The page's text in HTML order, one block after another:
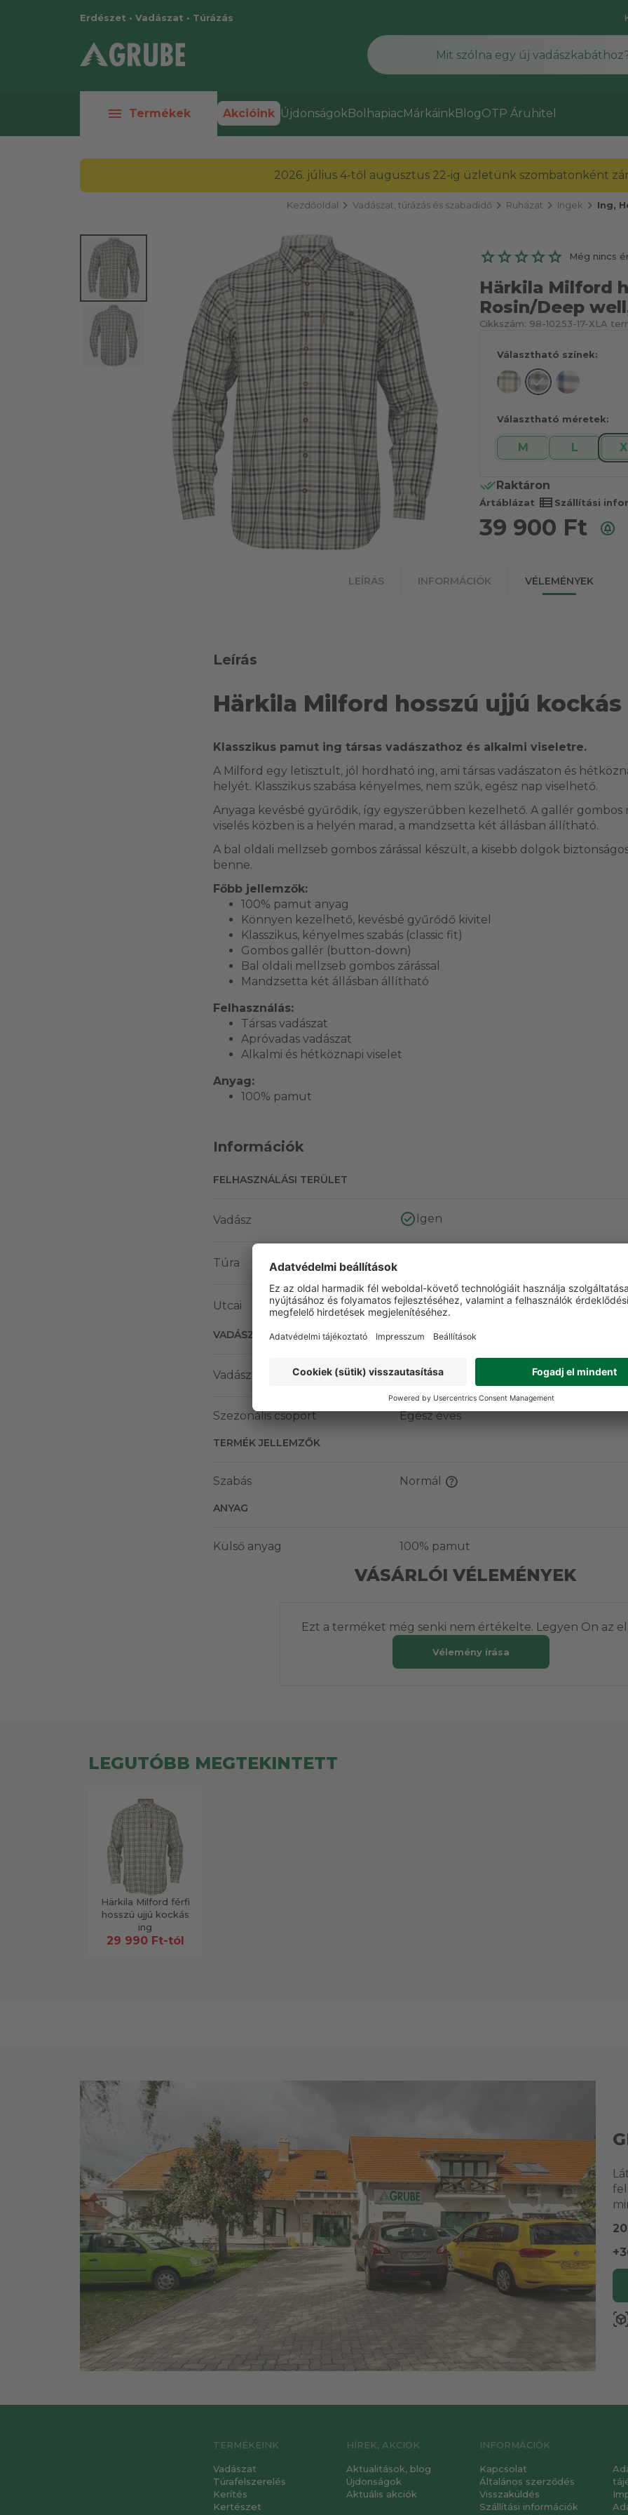
Erdészet • Vadászat • Túrázás
menu Termékek Akcióink ÚjdonságokBolhapiacMárkáinkBlogOTP Áruhitel
2026. július 4-től augusztus 22-ig üzletünk szombatonként
Kezdőoldal chevron_right Vadászat, túrázás és szabadidőchevron_right Ruházat chevron_right Ingek chevron_right Ing,
Még nincs
Härkila Milford
Rosin/Deep
Cikkszám: 98-10253-17-XL A
Választható színek:
Választható méretek:
M L
Raktáron
Ártáblázat view_list Szállítási
39 900 Ft
LEÍRÁS INFORMÁCIÓK VÉLEMÉNYEK
Leírás
Härkila Milford hosszú ujjú
Klasszikus pamut ing társas vadászathoz és alkalmi viseletre.
A Milford egy letisztult, jól hordható ing, ami társas vadászaton és
helyét. Klasszikus szabása kényelmes, nem szűk, egész nap viselhető.
Anyaga kevésbé gyűrődik, így egyszerűbben kezelhető. A gallér gombos
viselés közben is a helyén marad, a mandzsetta két állásban állítható.
A bal oldali mellzseb gombos zárással készült, a kisebb dolgok
benne.
Főbb jellemzők:
100% pamut anyag
Könnyen kezelhető, kevésbé gyűrődő kivitel
Klasszikus, kényelmes szabás (classic fit)
Gombos gallér (button-down)
Bal oldali mellzseb gombos zárással
Mandzsetta két állásban állítható
Felhasználás:
Társas vadászat
Apróvadas vadászat
Alkalmi és hétköznapi viselet
Anyag:
100% pamut
Információk
FELHASZNÁLÁSI TERÜLET
Vadász Igen
Túra
Utcai Igen
VADÁSZATI MÓD
Vadász hétköznapok Igen
Szezonális csoport Egész éves
TERMÉK JELLEMZŐK
Szabás Normál
ANYAG
Külső anyag 100% pamut
VÁSÁRLÓI VÉLEMÉNYEK
Ezt a terméket még senki nem értékelte. Legyen Ön az
Vélemény írása
LEGUTÓBB MEGTEKINTETT
Härkila Milford férfi
hosszú ujjú kockás
ing
29 990 Ft-tól
TERMÉKEINK
Vadászat
Túrafelszerelés
Kerítés
Kertészet
HÍREK, AKCIÓK
Aktualitások, blog
Újdonságok
Aktuális akciók
INFORMÁCIÓK
Kapcsolat
Általános szerződés
Visszaküldés
Szállítási információk